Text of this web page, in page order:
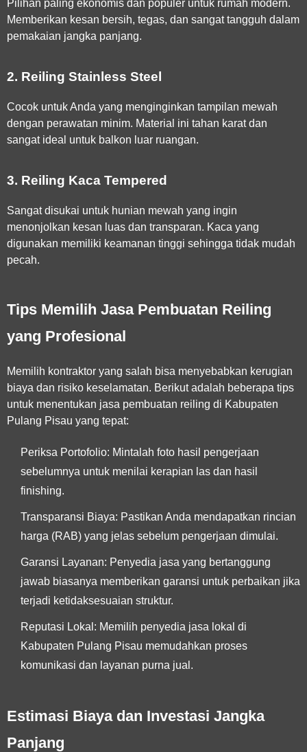
Pilihan paling ekonomis dan populer untuk rumah modern.
Memberikan kesan bersih, tegas, dan sangat tangguh dalam
pemakaian jangka panjang.
2. Reiling Stainless Steel
Cocok untuk Anda yang menginginkan tampilan mewah
dengan perawatan minim. Material ini tahan karat dan
sangat ideal untuk balkon luar ruangan.
3. Reiling Kaca Tempered
Sangat disukai untuk hunian mewah yang ingin
menonjolkan kesan luas dan transparan. Kaca yang
digunakan memiliki keamanan tinggi sehingga tidak mudah
pecah.
Tips Memilih Jasa Pembuatan Reiling
yang Profesional
Memilih kontraktor yang salah bisa menyebabkan kerugian
biaya dan risiko keselamatan. Berikut adalah beberapa tips
untuk menentukan jasa pembuatan reiling di Kabupaten
Pulang Pisau yang tepat:
Periksa Portofolio: Mintalah foto hasil pengerjaan
sebelumnya untuk menilai kerapian las dan hasil
finishing.
Transparansi Biaya: Pastikan Anda mendapatkan rincian
harga (RAB) yang jelas sebelum pengerjaan dimulai.
Garansi Layanan: Penyedia jasa yang bertanggung
jawab biasanya memberikan garansi untuk perbaikan jika
terjadi ketidaksesuaian struktur.
Reputasi Lokal: Memilih penyedia jasa lokal di
Kabupaten Pulang Pisau memudahkan proses
komunikasi dan layanan purna jual.
Estimasi Biaya dan Investasi Jangka
Panjang